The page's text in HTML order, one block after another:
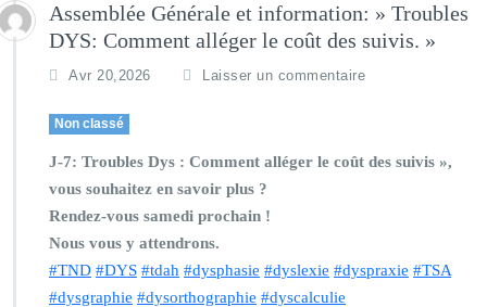
Assemblée Générale et information: » Troubles
DYS: Comment alléger le coût des suivis. »
Avr 20,2026 Laisser un commentaire
Non classé
J-7: Troubles Dys : Comment alléger le coût des suivis »,
vous souhaitez en savoir plus ?
Rendez-vous samedi prochain !
Nous vous y attendrons.
#TND #DYS #tdah #dysphasie #dyslexie #dyspraxie #TSA
#dysgraphie #dysorthographie #dyscalculie